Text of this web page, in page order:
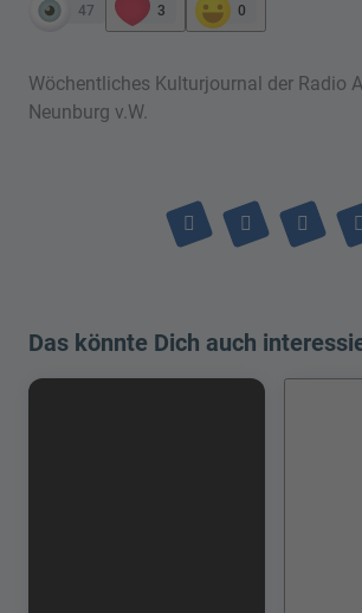
47 3 0
Wöchentliches Kulturjournal der Radio
Neunburg v.W.
Das könnte Dich auch